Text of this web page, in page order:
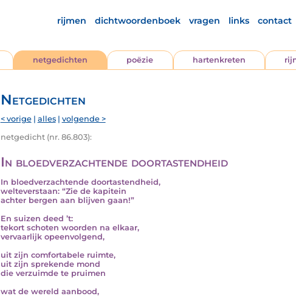
rijmen dichtwoordenboek vragen links contact
netgedichten poëzie hartenkreten
Netgedichten
< vorige| alles| volgende >
netgedicht (nr. 86.803):
In bloedverzachtende doortastendheid
In bloedverzachtende doortastendheid,
welteverstaan: “Zie de kapitein
achter bergen aan blijven gaan!”
En suizen deed ’t:
tekort schoten woorden na elkaar,
vervaarlijk opeenvolgend,
uit zijn comfortabele ruimte,
uit zijn sprekende mond
die verzuimde te pruimen
wat de wereld aanbood,